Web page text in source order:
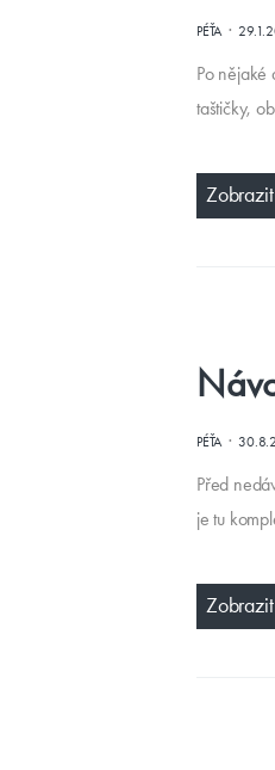
PÉŤA·
Po nějaké
taštičky,
PÉŤA·
Před
je tu